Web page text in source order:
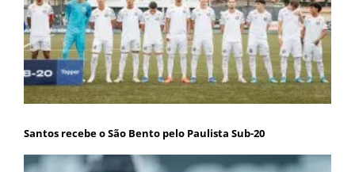
Santos recebe o São Bento pelo Paulista Sub-20